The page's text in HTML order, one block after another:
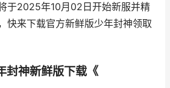
于2025年10月02日开始新服并精
快来下载官方新鲜版少年封神领取
封神新鲜版下载《